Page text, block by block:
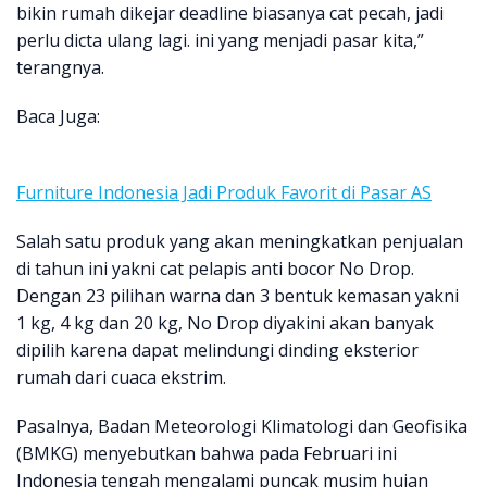
bikin rumah dikejar deadline biasanya cat pecah, jadi
perlu dicta ulang lagi. ini yang menjadi pasar kita,”
terangnya.
Baca Juga:
Furniture Indonesia Jadi Produk Favorit di Pasar AS
Salah satu produk yang akan meningkatkan penjualan
di tahun ini yakni cat pelapis anti bocor No Drop.
Dengan 23 pilihan warna dan 3 bentuk kemasan yakni
1 kg, 4 kg dan 20 kg, No Drop diyakini akan banyak
dipilih karena dapat melindungi dinding eksterior
rumah dari cuaca ekstrim.
Pasalnya, Badan Meteorologi Klimatologi dan Geofisika
(BMKG) menyebutkan bahwa pada Februari ini
Indonesia tengah mengalami puncak musim hujan